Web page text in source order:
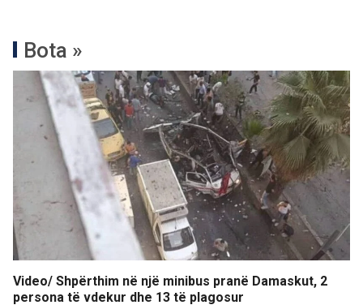
Bota »
Video/ Shpërthim në një minibus pranë Damaskut, 2
persona të vdekur dhe 13 të plagosur